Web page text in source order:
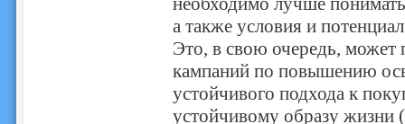
а также условия и
Это, в свою очередь, может
кампаний по повышению
устойчивого подхода к
устойчивому образу жизни